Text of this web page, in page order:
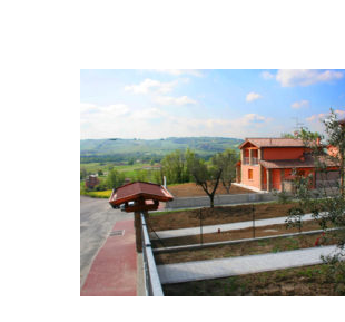
NEWS
CONTATTI
VOCABOLARIO
RICERCA